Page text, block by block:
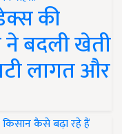
की
ने बदली खेती
लागत और